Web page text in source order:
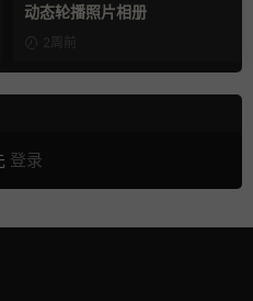
动态轮播照片相册
2周前
登录